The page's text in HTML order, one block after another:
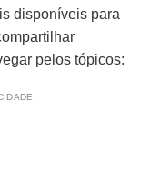
disponíveis para
pelos tópicos: